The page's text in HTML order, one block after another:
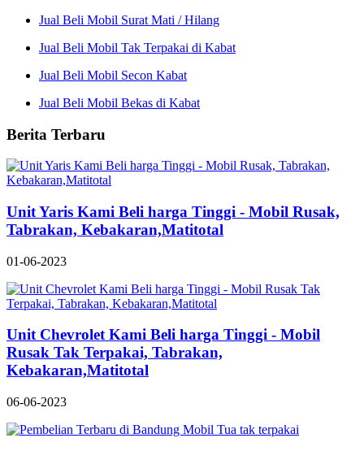
Jual Beli Mobil Surat Mati / Hilang
Jual Beli Mobil Tak Terpakai di Kabat
Jual Beli Mobil Secon Kabat
Jual Beli Mobil Bekas di Kabat
Berita Terbaru
Unit Yaris Kami Beli harga Tinggi - Mobil Rusak,
Tabrakan, Kebakaran,Matitotal
01-06-2023
Unit Chevrolet Kami Beli harga Tinggi - Mobil
Rusak Tak Terpakai, Tabrakan,
Kebakaran,Matitotal
06-06-2023